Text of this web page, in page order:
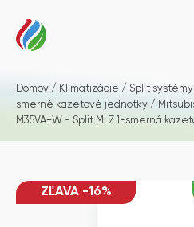
Domov / Klimatizácie / Split systémy
smerné kazetové jednotky /
M35VA+W - Split MLZ 1-smerná
ZĽAVA -16%